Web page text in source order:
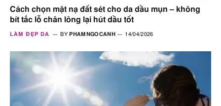
Cách chọn mặt nạ đất sét cho da dầu mụn – không
bít tắc lỗ chân lông lại hút dầu tốt
LÀM ĐẸP DA BY PHAMNGOCANH 14/04/2026